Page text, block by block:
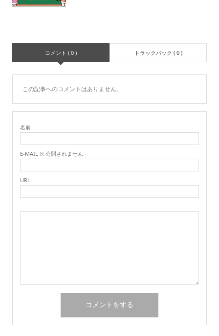
コメント ( 0 ) トラックバック ( 0 )
この記事へのコメントはありません。
名前
E-MAIL ※ 公開されません
URL